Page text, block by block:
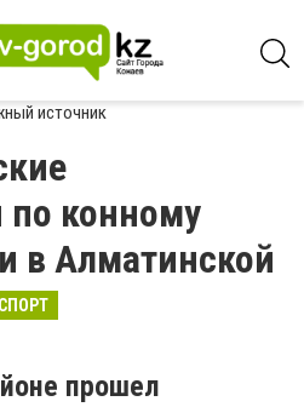
источник
по конному
в Алматинской
прошел